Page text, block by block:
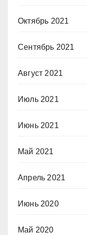
Октябрь 2021
Сентябрь 2021
Август 2021
Июль 2021
Июнь 2021
Май 2021
Апрель 2021
Июнь 2020
Май 2020